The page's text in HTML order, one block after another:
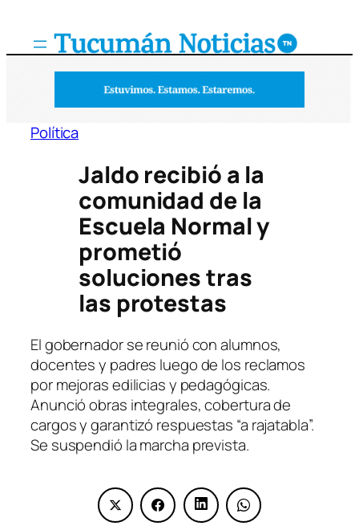
Política
Jaldo recibió a la
comunidad de la
Escuela Normal y
prometió
soluciones tras
las protestas
El gobernador se reunió con alumnos,
docentes y padres luego de los reclamos
por mejoras edilicias y pedagógicas.
Anunció obras integrales, cobertura de
cargos y garantizó respuestas “a rajatabla”.
Se suspendió la marcha prevista.